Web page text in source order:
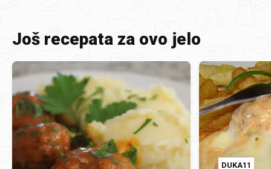
Još recepata za ovo jelo
DUKA11